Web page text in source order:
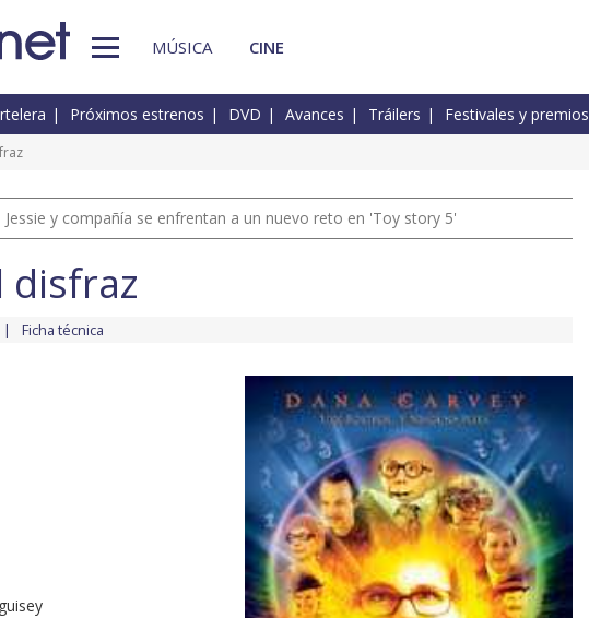
MÚSICA CINE
Próximos estrenos DVD Avances Tráilers Festivales y premios
y compañía se enfrentan a un nuevo reto en 'Toy story 5'
disfraz
Ficha técnica